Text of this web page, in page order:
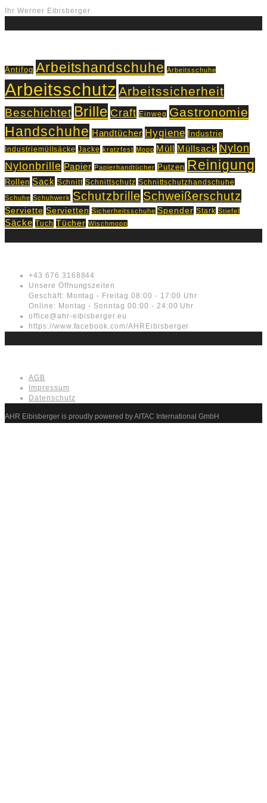
Ihr Werner Eibisberger
Antifog Arbeitshandschuhe Arbeitsschuhe
Arbeitsschutz Arbeitssicherheit
Beschichtet Brille Craft Einweg Gastronomie
Handschuhe Handtücher Hygiene Industrie
Industriemüllsäcke Jacke kratzfest Mopp Müll Müllsack Nylon
Nylonbrille Papier Papierhandtücher Putzen Reinigung
Rollen Sack Schnitt Schnittschutz Schnittschutzhandschuhe
Schuhe Schuhwerk Schutzbrille Schweißerschutz
Serviette Servietten Sicherheitsschuhe Spender Stark Stiefel
Säcke Tuch Tücher Wischmopp
+43 676 3168844
Unsere Öffnungszeiten
Geschäft: Montag - Freitag 08:00 - 17:00 Uhr
Online: Montag - Sonntag 00:00 - 24:00 Uhr
office@ahr-eibisberger.eu
https://www.facebook.com/AHREibisberger
AGB
Impressum
Datenschutz
AHR Eibisberger is proudly powered by AITAC International GmbH